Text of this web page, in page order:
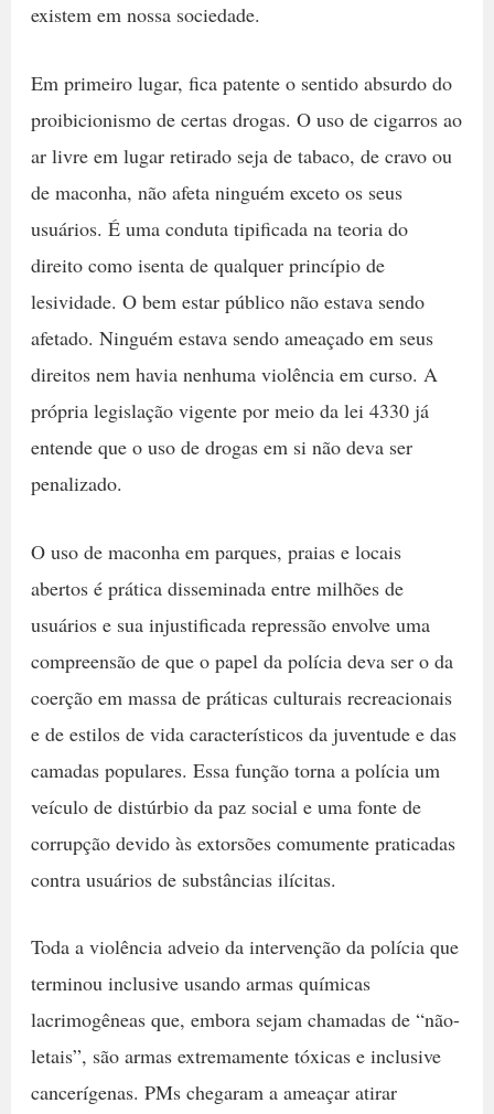
existem em nossa sociedade.
Em primeiro lugar, fica patente o sentido absurdo do
proibicionismo de certas drogas. O uso de cigarros ao
ar livre em lugar retirado seja de tabaco, de cravo ou
de maconha, não afeta ninguém exceto os seus
usuários. É uma conduta tipificada na teoria do
direito como isenta de qualquer princípio de
lesividade. O bem estar público não estava sendo
afetado. Ninguém estava sendo ameaçado em seus
direitos nem havia nenhuma violência em curso. A
própria legislação vigente por meio da lei 4330 já
entende que o uso de drogas em si não deva ser
penalizado.
O uso de maconha em parques, praias e locais
abertos é prática disseminada entre milhões de
usuários e sua injustificada repressão envolve uma
compreensão de que o papel da polícia deva ser o da
coerção em massa de práticas culturais recreacionais
e de estilos de vida característicos da juventude e das
camadas populares. Essa função torna a polícia um
veículo de distúrbio da paz social e uma fonte de
corrupção devido às extorsões comumente praticadas
contra usuários de substâncias ilícitas.
Toda a violência adveio da intervenção da polícia que
terminou inclusive usando armas químicas
lacrimogêneas que, embora sejam chamadas de “não-
letais”, são armas extremamente tóxicas e inclusive
cancerígenas. PMs chegaram a ameaçar atirar